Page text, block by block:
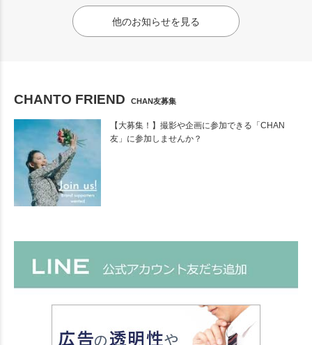
他のお知らせを見る
CHANTO FRIEND CHAN友募集
【大募集！】撮影や企画に参加できる「CHAN
友」に参加しませんか？